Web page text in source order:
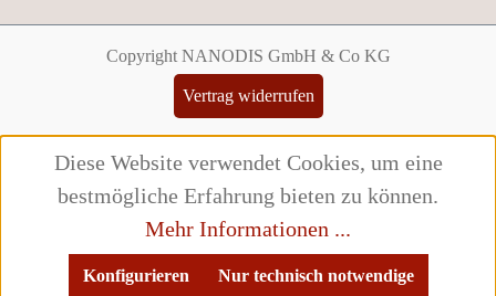
Copyright NANODIS GmbH & Co KG
Vertrag widerrufen
Diese Website verwendet Cookies, um eine
bestmögliche Erfahrung bieten zu können.
Mehr Informationen ...
Nur technisch notwendige
Konfigurieren